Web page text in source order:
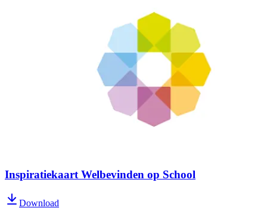
Inspiratiekaart Welbevinden op School
Download